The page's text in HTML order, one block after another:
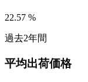
22.57 %
過去2年間
平均出荷価格